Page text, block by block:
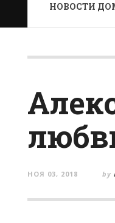
НОВОСТИ
НОЯ 03, 2018 by